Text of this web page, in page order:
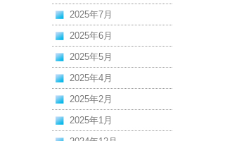
2025年7月
2025年6月
2025年5月
2025年4月
2025年2月
2025年1月